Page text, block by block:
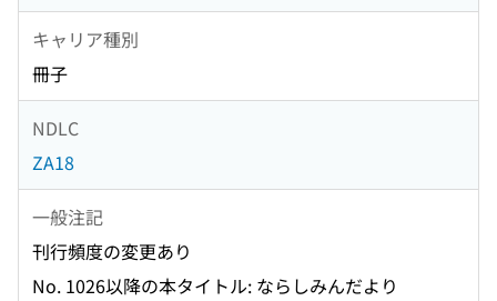
キャリア種別
冊子
NDLC
ZA18
一般注記
刊行頻度の変更あり
No. 1026以降の本タイトル: ならしみんだより